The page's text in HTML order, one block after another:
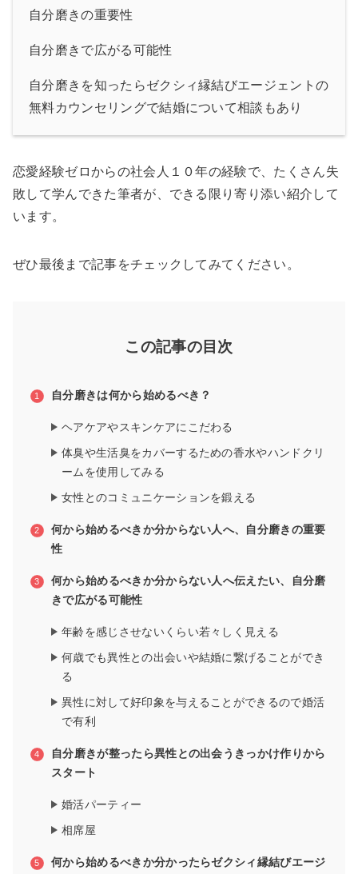
自分磨きの重要性
自分磨きで広がる可能性
自分磨きを知ったらゼクシィ縁結びエージェントの
無料カウンセリングで結婚について相談もあり
恋愛経験ゼロからの社会人１０年の経験で、たくさん失
敗して学んできた筆者が、できる限り寄り添い紹介して
います。
ぜひ最後まで記事をチェックしてみてください。
この記事の目次
自分磨きは何から始めるべき？
ヘアケアやスキンケアにこだわる
体臭や生活臭をカバーするための香水やハンドクリ
ームを使用してみる
女性とのコミュニケーションを鍛える
何から始めるべきか分からない人へ、自分磨きの重要
性
何から始めるべきか分からない人へ伝えたい、自分磨
きで広がる可能性
年齢を感じさせないくらい若々しく見える
何歳でも異性との出会いや結婚に繋げることができ
る
異性に対して好印象を与えることができるので婚活
で有利
自分磨きが整ったら異性との出会うきっかけ作りから
スタート
婚活パーティー
相席屋
何から始めるべきか分かったらゼクシィ縁結びエージ